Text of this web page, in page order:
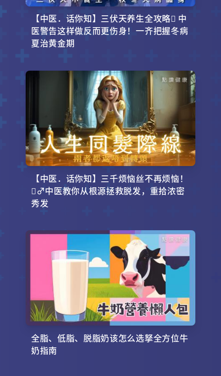
【中医．话你知】三伏天养生全攻略 中
医警告这样做反而更伤身！一齐把握冬病
夏治黄金期
【中医．话你知】三千烦恼丝不再烦恼！
‍♂️中医教你从根源拯救脱发，重拾浓密
秀发
全脂、低脂、脱脂奶该怎么选拏全方位牛
奶指南